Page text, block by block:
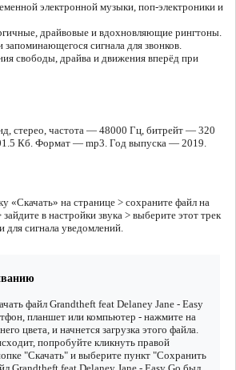
электронной музыки, поп-электроники и
драйвовые и вдохновляющие рингтоны.
сигнала для звонков.
свободы, драйва и движения вперёд при
стерео, частота — 48000 Гц, битрейт — 320
Кб. Формат — mp3. Год выпуска — 2019.
«Скачать» на странице > сохраните файл на
в настройки звука > выберите этот трек
для сигнала уведомлений.
файл Grandtheft feat Delaney Jane - Easy
планшет или компьютер - нажмите на
цвета, и начнется загрузка этого файла.
попробуйте кликнуть правой
"Скачать" и выберите пункт "Сохранить